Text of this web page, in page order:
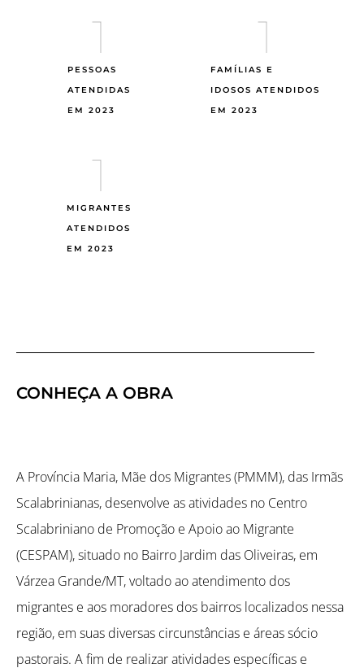
PESSOAS
ATENDIDAS
EM 2023
1
FAMÍLIAS E
IDOSOS ATENDIDOS
EM 2023
1
MIGRANTES
ATENDIDOS
EM 2023
1
CONHEÇA A OBRA
A Província Maria, Mãe dos Migrantes (PMMM), das Irmãs
Scalabrinianas, desenvolve as atividades no Centro
Scalabriniano de Promoção e Apoio ao Migrante
(CESPAM), situado no Bairro Jardim das Oliveiras, em
Várzea Grande/MT, voltado ao atendimento dos
migrantes e aos moradores dos bairros localizados nessa
região, em suas diversas circunstâncias e áreas sócio
pastorais. A fim de realizar atividades específicas e